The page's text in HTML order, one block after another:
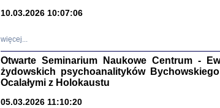
NIE
10.03.2026 10:07:06
więcej...
Otwarte Seminarium Naukowe Centrum -
żydowskich psychoanalityków
Ocalałymi z Holokaustu
05.03.2026 11:10:20